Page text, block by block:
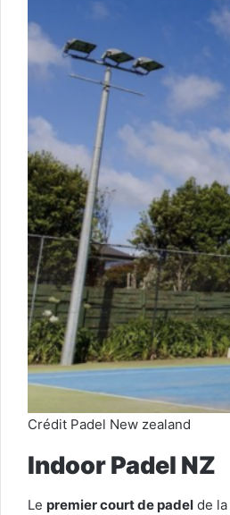
Crédit Padel New zealand
Indoor Padel NZ
Le premier court de padel de la